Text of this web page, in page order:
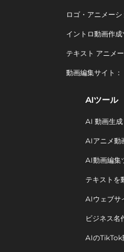
ロゴ・アニメーシ
イントロ動画作
テキスト アニメ
動画編集サイト：
AIツール
AI 動画生成
AIアニメ動
AI動画編集
テキストを
AIウェブサ
ビジネス名
AIのTikTok